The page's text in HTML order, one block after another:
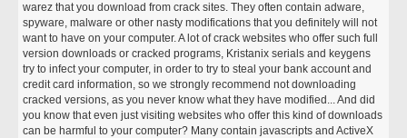
warez that you download from crack sites. They often contain adware,
spyware, malware or other nasty modifications that you definitely will not
want to have on your computer. A lot of crack websites who offer such full
version downloads or cracked programs, Kristanix serials and keygens
try to infect your computer, in order to try to steal your bank account and
credit card information, so we strongly recommend not downloading
cracked versions, as you never know what they have modified... And did
you know that even just visiting websites who offer this kind of downloads
can be harmful to your computer? Many contain javascripts and ActiveX